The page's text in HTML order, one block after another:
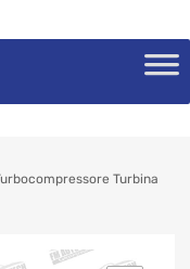
Turbina